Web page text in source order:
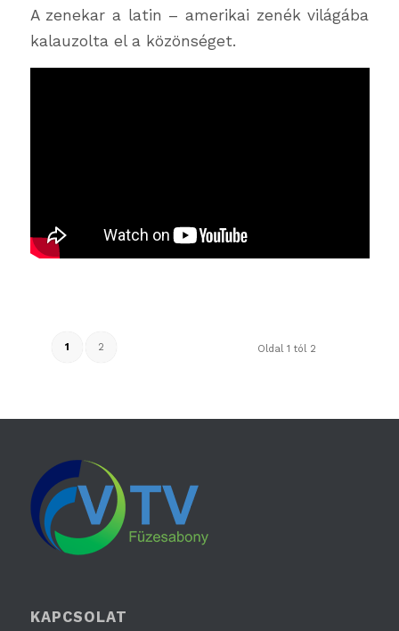
A zenekar a latin – amerikai zenék világába
kalauzolta el a közönséget.
Oldal 1 tól 2
1 2
KAPCSOLAT